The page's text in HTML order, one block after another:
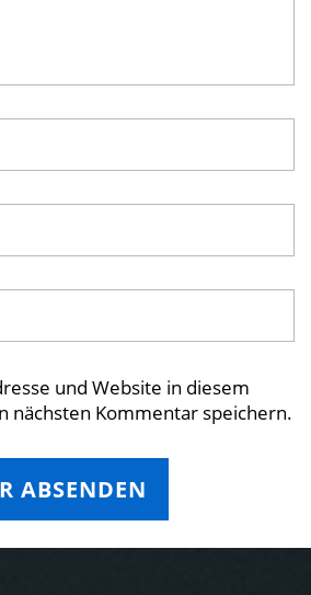
und Website in diesem
nächsten Kommentar speichern.